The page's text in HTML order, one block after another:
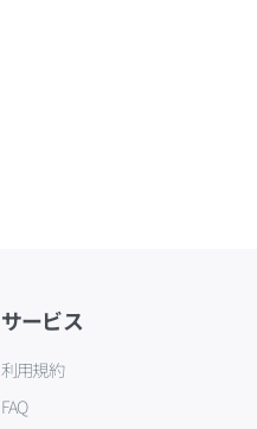
サービス
利用規約
FAQ